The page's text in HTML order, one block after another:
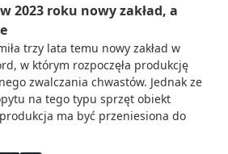
2023 roku nowy zakład, a
trzy lata temu nowy zakład w
w którym rozpoczęła produkcję
zwalczania chwastów. Jednak ze
na tego typu sprzęt obiekt
ma być przeniesiona do